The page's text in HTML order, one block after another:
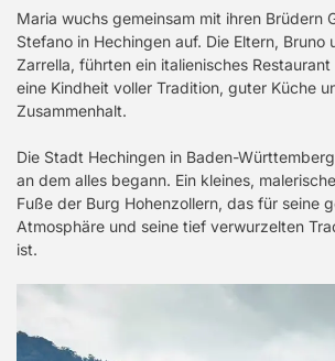
Maria wuchs gemeinsam mit ihren Brüdern
Stefano in Hechingen auf. Die Eltern, Bruno
Zarrella, führten ein italienisches
eine Kindheit voller Tradition, guter Küche
Zusammenhalt.
Die Stadt Hechingen in Baden-
an dem alles begann. Ein kleines,
Fuße der Burg Hohenzollern, das für seine
Atmosphäre und seine tief verwurzelten
ist.